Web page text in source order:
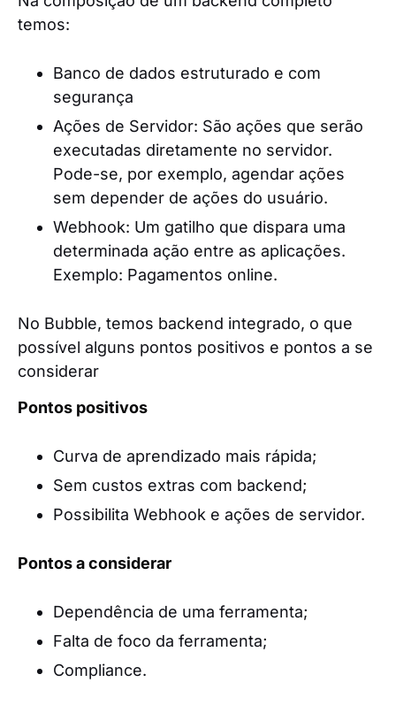
temos:
Banco de dados estruturado e com
segurança
Ações de Servidor: São ações que serão
executadas diretamente no servidor.
Pode-se, por exemplo, agendar ações
sem depender de ações do usuário.
Webhook: Um gatilho que dispara uma
determinada ação entre as aplicações.
Exemplo: Pagamentos online.
No Bubble, temos backend integrado, o que
possível alguns pontos positivos e pontos a se
considerar
Pontos positivos
Curva de aprendizado mais rápida;
Sem custos extras com backend;
Possibilita Webhook e ações de servidor.
Pontos a considerar
Dependência de uma ferramenta;
Falta de foco da ferramenta;
Compliance.